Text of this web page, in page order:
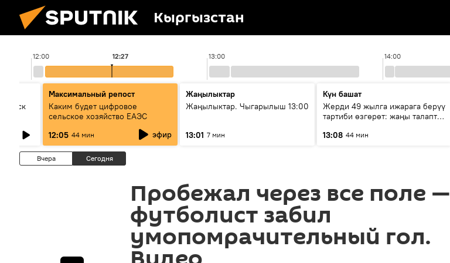
Кыргызстан
12:00 13:00 14:00
12:27
Максимальный репост
Каким будет цифровое
сельское хозяйство ЕАЭС
12:05 44 мин эфир
Жаңылыктар
Жаңылыктар. Чыгарылыш 13:00
13:01 7 мин
Күн башат
Жерди 49 жылга ижарага берүү
тартиби өзгөрөт: жаңы талаптар
13:08 44 мин
Вчера Сегодня
Пробежал через все поле —
футболист забил
умопомрачительный гол.